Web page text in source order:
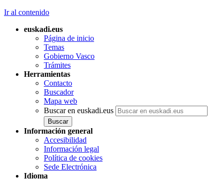
Ir al contenido
euskadi.eus
Página de inicio
Temas
Gobierno Vasco
Trámites
Herramientas
Contacto
Buscador
Mapa web
Buscar en euskadi.eus
Información general
Accesibilidad
Información legal
Política de cookies
Sede Electrónica
Idioma